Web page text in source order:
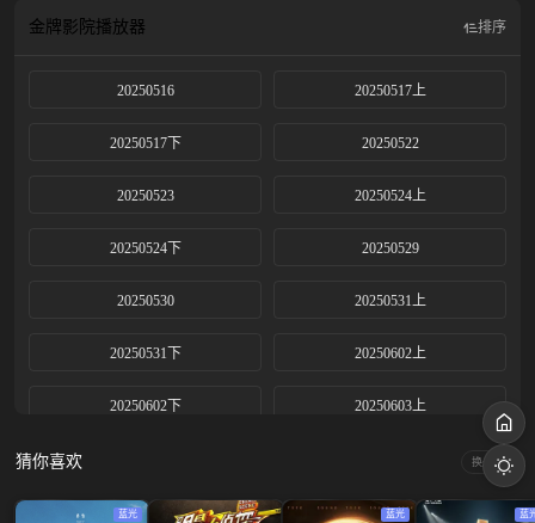
金牌影院播放器 排序
20250516 20250517上
20250517下 20250522
20250523 20250524上
20250524下 20250529
20250530 20250531上
20250531下 20250602上
20250602下 20250603上
20250605 20250606
猜你喜欢 换一换
蓝光 蓝光 蓝